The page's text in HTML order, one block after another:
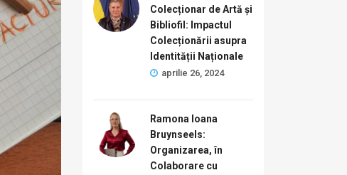
Colecționar de Artă și
Bibliofil: Impactul
Colecționării asupra
Identității Naționale
aprilie 26, 2024
Ramona Ioana
Bruynseels:
Organizarea, în
Colaborare cu